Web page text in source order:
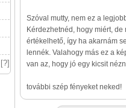
[?]
Szóval mutty, nem ez a
Kérdezhetnéd, hogy miért,
értékelhető, így ha akarnám
lennék. Valahogy más ez a
van az, hogy jó egy kicsit
további szép fényeket neked!